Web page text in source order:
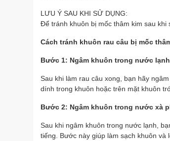
LƯU Ý SAU KHI SỬ DỤNG:
Để tránh khuôn bị mốc thâm kim sau
Cách tránh khuôn rau câu bị mốc
Bước 1: Ngâm khuôn trong nước lạnh
Sau khi làm rau câu xong, bạn hãy
dính trong khuôn hoặc trên mặt khuôn
Bước 2: Ngâm khuôn trong nước xà
Sau khi ngâm khuôn trong nước lạnh,
tiếng. Bước này giúp làm sạch khuôn và